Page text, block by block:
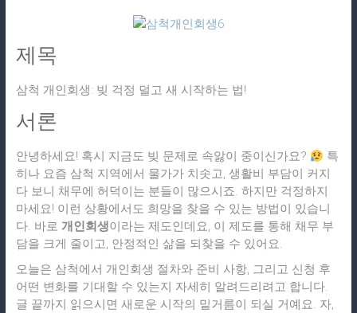
제목
삼척 개인회생: 빚 걱정 덜고 새 시작하는 법!
서론
안녕하세요! 혹시 지금도 빚 문제로 속앓이 중이신가요?
특
히나 요즘 삼척 지역에서 물가가 치솟고, 생활비 부담이 커지
다 보니 채무에 허덕이는 분들이 많으시죠. 하지만 걱정하지
마세요! 이런 상황에서도 희망을 찾을 수 있는 방법이 있습니
다. 바로 개인회생이라는 제도인데요, 이 제도를 통해 채무 부
담을 크게 줄이고, 안정적인 삶을 되찾을 수 있어요.
오늘은 삼척에서 개인회생 절차와 준비 사항, 그리고 신청 후
어떤 변화를 기대할 수 있는지 자세히 알려드리려고 합니다.
글 끝까지 읽으시면 새로운 시작의 밑거름이 되실 거예요. 자,